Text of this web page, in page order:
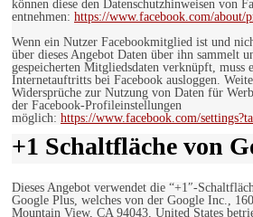
können diese den Datenschutzhinweisen von
entnehmen: https://www.facebook.com/about/
Wenn ein Nutzer Facebookmitglied ist und
über dieses Angebot Daten über ihn sammelt
gespeicherten Mitgliedsdaten verknüpft, muss
Internetauftritts bei Facebook ausloggen.
Widersprüche zur Nutzung von Daten für
der Facebook-Profileinstellungen
möglich: https://www.facebook.com/
+1 Schaltfläche von
Dieses Angebot verwendet die “+1″-
Google Plus, welches von der Google Inc.,
Mountain View, CA 94043, United States